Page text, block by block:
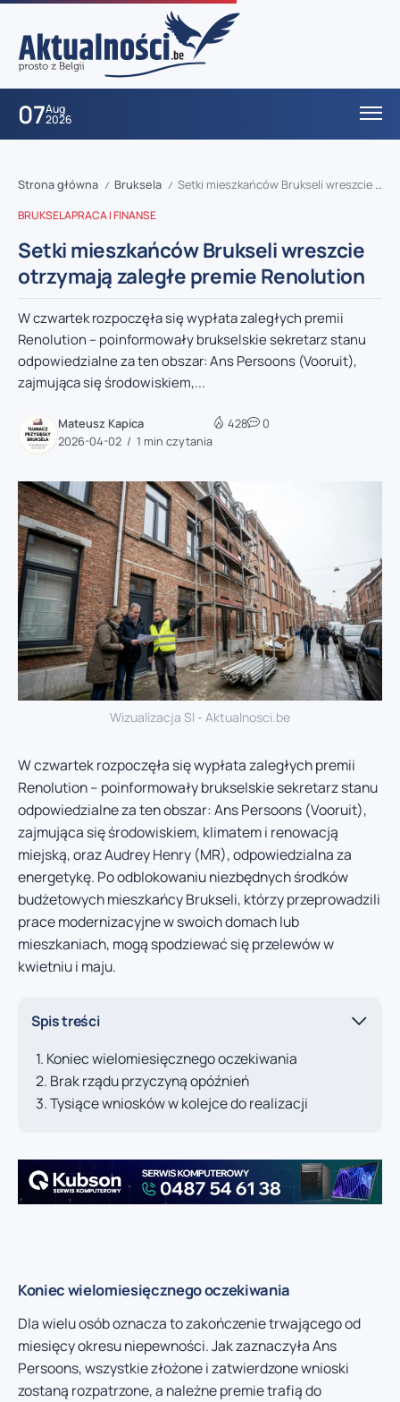
07Aug
2026
Strona główna / Bruksela / Setki mieszkańców Brukseli wreszcie otrzymają zaległe premie Renolution
BRUKSELAPRACA I FINANSE
Setki mieszkańców Brukseli wreszcie
otrzymają zaległe premie Renolution
W czwartek rozpoczęła się wypłata zaległych premii
Renolution – poinformowały brukselskie sekretarz stanu
odpowiedzialne za ten obszar: Ans Persoons (Vooruit),
zajmująca się środowiskiem,...
Mateusz Kapica
2026-04-02
1 min czytania
428 0
Wizualizacja SI - Aktualnosci.be
W czwartek rozpoczęła się wypłata zaległych premii
Renolution – poinformowały brukselskie sekretarz stanu
odpowiedzialne za ten obszar: Ans Persoons (Vooruit),
zajmująca się środowiskiem, klimatem i renowacją
miejską, oraz Audrey Henry (MR), odpowiedzialna za
energetykę. Po odblokowaniu niezbędnych środków
budżetowych mieszkańcy Brukseli, którzy przeprowadzili
prace modernizacyjne w swoich domach lub
mieszkaniach, mogą spodziewać się przelewów w
kwietniu i maju.
Spis treści
Koniec wielomiesięcznego oczekiwania
Brak rządu przyczyną opóźnień
Tysiące wniosków w kolejce do realizacji
Koniec wielomiesięcznego oczekiwania
Dla wielu osób oznacza to zakończenie trwającego od
miesięcy okresu niepewności. Jak zaznaczyła Ans
Persoons, wszystkie złożone i zatwierdzone wnioski
zostaną rozpatrzone, a należne premie trafią do